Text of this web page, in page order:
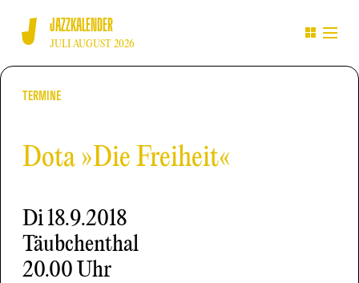
JAZZKALENDER
JULI AUGUST 2026
TERMINE
Dota »Die Freiheit«
Di18.9.2018
Täubchenthal
20.00 Uhr